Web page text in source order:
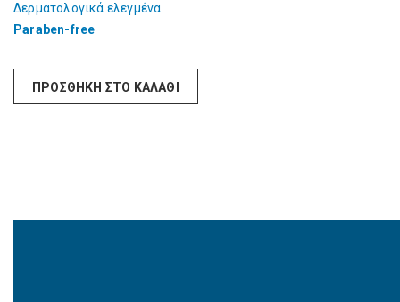
Δερματολογικά ελεγμένα
Paraben-free
ΠΡΟΣΘΉΚΗ ΣΤΟ ΚΑΛΆΘΙ